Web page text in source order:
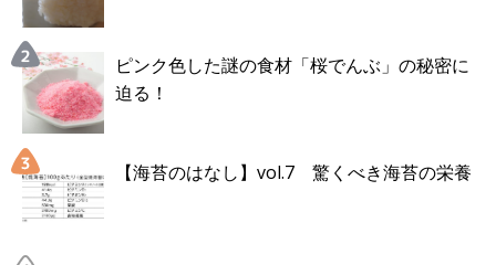
ピンク色した謎の食材「桜でんぶ」の秘密に
迫る！
【海苔のはなし】vol.7 驚くべき海苔の栄養